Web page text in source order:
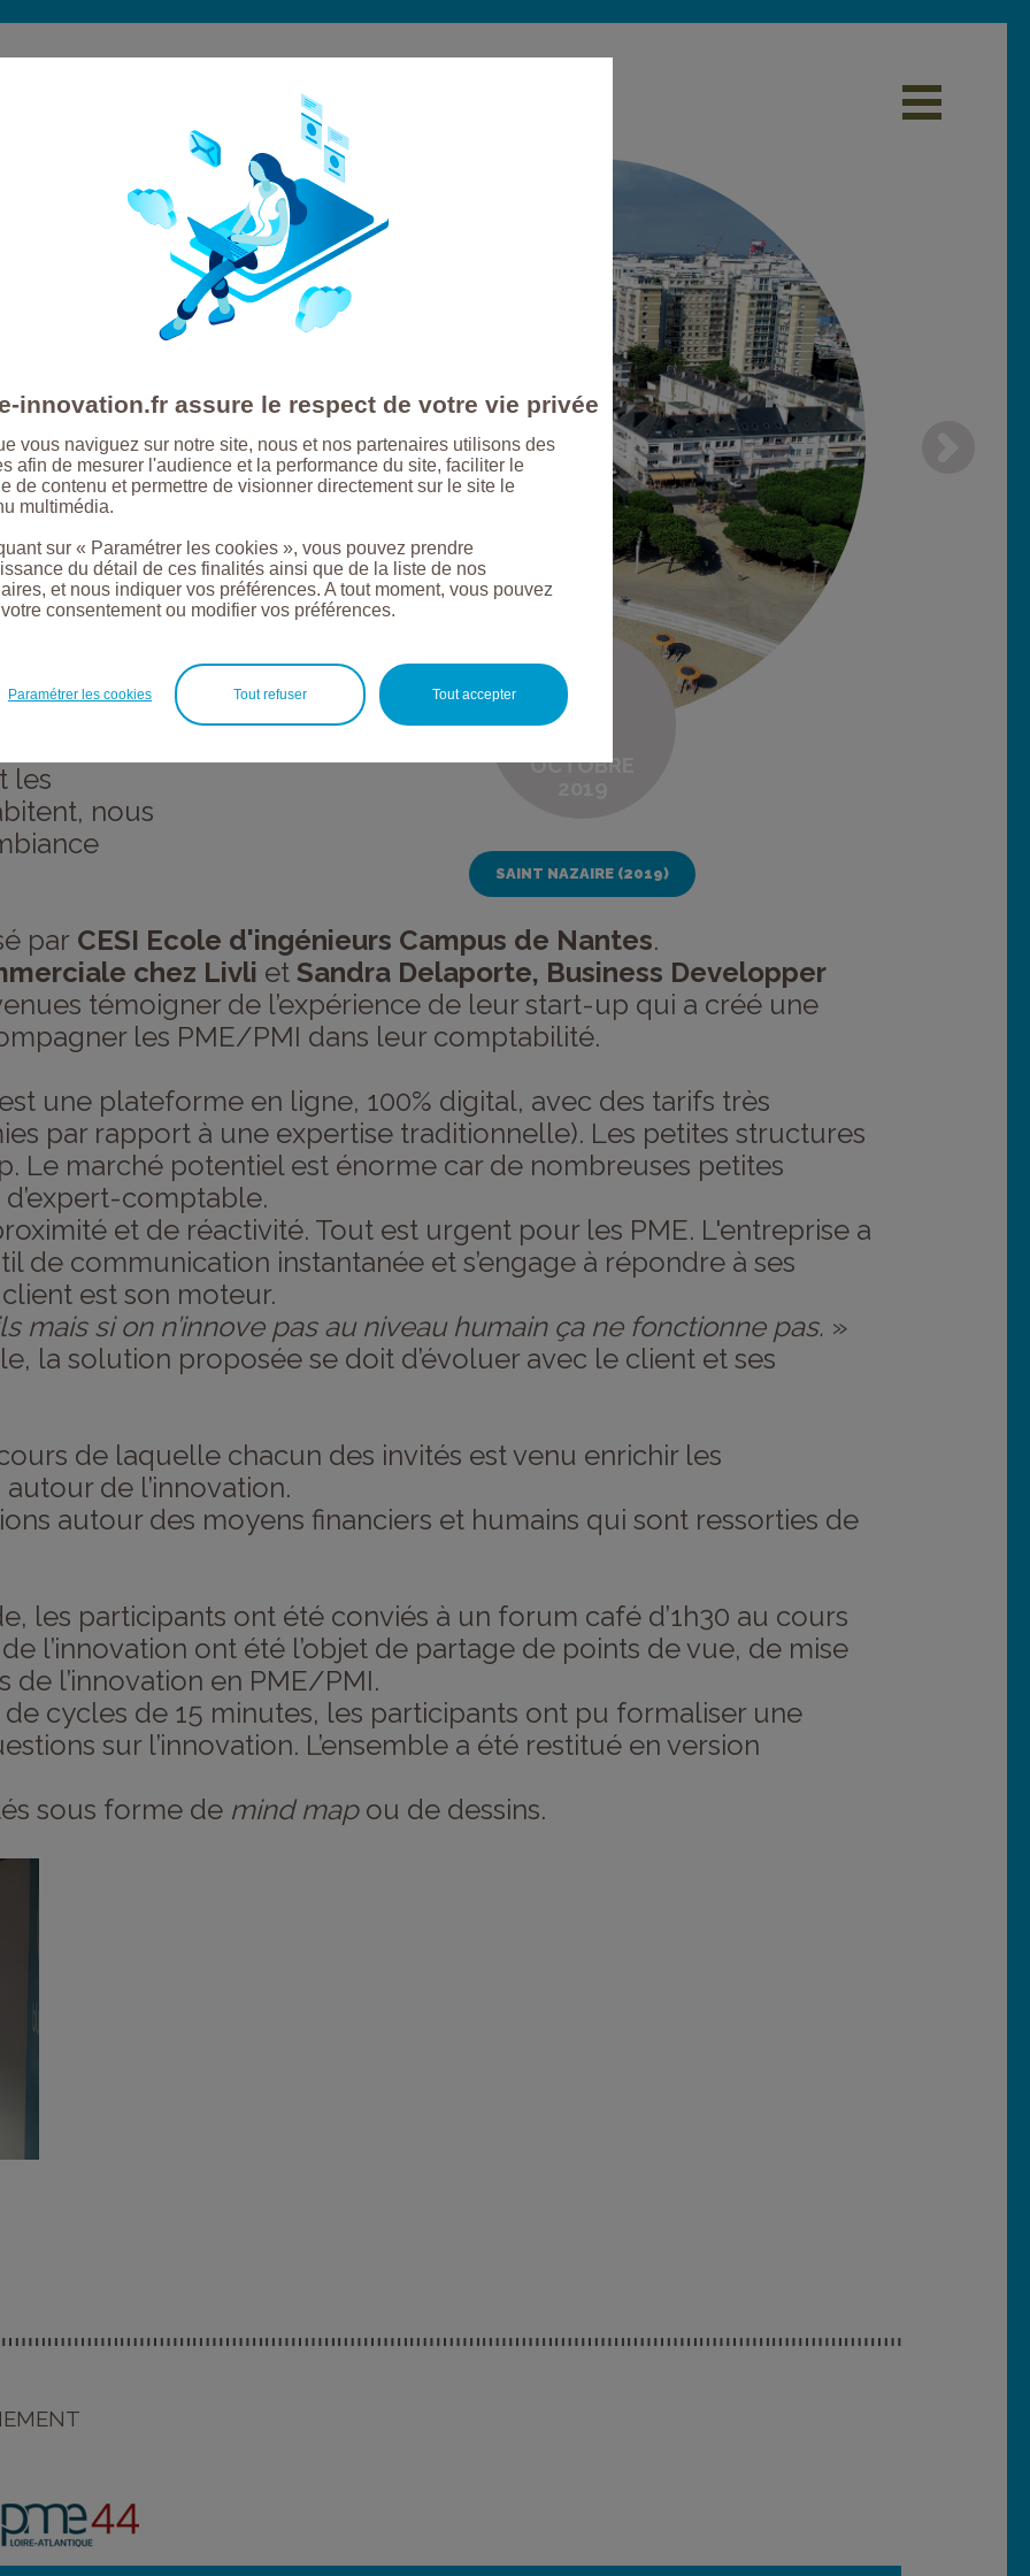
JEUDI
3
OCTOBRE
SAINT NAZAIRE (2019)
vos
les
besoins
innover et
a fait une
OCTOBRE
(Saint-
un
les
nous
par CESI Ecole d'ingénieurs Campus de Nantes.
chez Livli et Sandra Delaporte, Business Developper
témoigner de l’expérience de leur start-up qui a créé une
les PME/PMI dans leur comptabilité.
une plateforme en ligne, 100% digital, avec des tarifs très
par rapport à une expertise traditionnelle). Les petites structures
Le marché potentiel est énorme car de nombreuses petites
comptable.
et de réactivité. Tout est urgent pour les PME. L'entreprise a
de communication instantanée et s’engage à répondre à ses
est son moteur.
mais si on n’innove pas au niveau humain ça ne fonctionne pas. »
la solution proposée se doit d’évoluer avec le client et ses
de laquelle chacun des invités est venu enrichir les
de l’innovation.
autour des moyens financiers et humains qui sont ressorties de
les participants ont été conviés à un forum café d’1h30 au cours
l’innovation ont été l’objet de partage de points de vue, de mise
l’innovation en PME/PMI.
cycles de 15 minutes, les participants ont pu formaliser une
sur l’innovation. L’ensemble a été restitué en version
sous forme de mind map ou de dessins.
innovation.fr assure le respect de votre vie privée
vous naviguez sur notre site, nous et nos partenaires utilisons des
afin de mesurer l'audience et la performance du site, faciliter le
de contenu et permettre de visionner directement sur le site le
multimédia.
sur « Paramétrer les cookies », vous pouvez prendre
du détail de ces finalités ainsi que de la liste de nos
et nous indiquer vos préférences. A tout moment, vous pouvez
consentement ou modifier vos préférences.
Tout accepter
Tout refuser
Paramétrer les cookies